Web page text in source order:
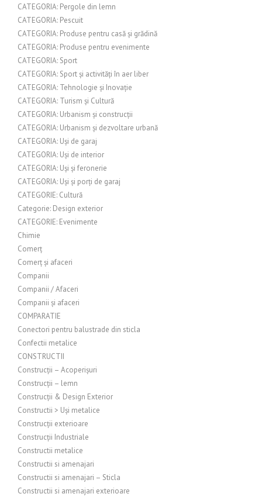
CATEGORIA: Pergole din lemn
CATEGORIA: Pescuit
CATEGORIA: Produse pentru casă și grădină
CATEGORIA: Produse pentru evenimente
CATEGORIA: Sport
CATEGORIA: Sport și activități în aer liber
CATEGORIA: Tehnologie și Inovație
CATEGORIA: Turism și Cultură
CATEGORIA: Urbanism și construcții
CATEGORIA: Urbanism și dezvoltare urbană
CATEGORIA: Uși de garaj
CATEGORIA: Uși de interior
CATEGORIA: Uși și feronerie
CATEGORIA: Uși și porți de garaj
CATEGORIE: Cultură
Categorie: Design exterior
CATEGORIE: Evenimente
Chimie
Comerț
Comerț și afaceri
Companii
Companii / Afaceri
Companii și afaceri
COMPARATIE
Conectori pentru balustrade din sticla
Confectii metalice
CONSTRUCTII
Construcții – Acoperișuri
Construcții – lemn
Construcții & Design Exterior
Constructii > Uși metalice
Construcții exterioare
Construcții Industriale
Constructii metalice
Constructii si amenajari
Constructii si amenajari – Sticla
Constructii si amenajari exterioare